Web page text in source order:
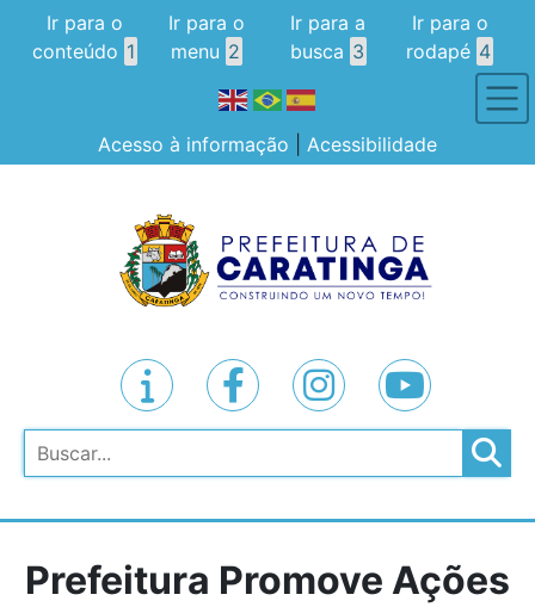
Ir para o
conteúdo 1
Ir para o
menu 2
Ir para a
busca 3
Ir para o
rodapé 4
Acesso à informação Acessibilidade
Pesquisar
Prefeitura Promove Ações